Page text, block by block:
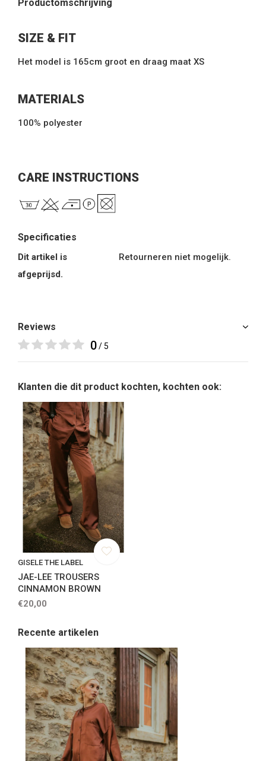
Productomschrijving
SIZE & FIT
Het model is 165cm groot en draag maat XS
MATERIALS
100% polyester
CARE INSTRUCTIONS
Specificaties
Dit artikel is
afgeprijsd.
Retourneren niet mogelijk.
Reviews
0/ 5
Klanten die dit product kochten, kochten ook:
GISELE THE LABEL
JAE-LEE TROUSERS
CINNAMON BROWN
€20,00
Recente artikelen